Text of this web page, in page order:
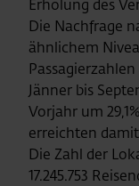
Erholung des
Die Nachfrage
ähnlichem
Jänner bis
Vorjahr um
erreichten damit
Die Zahl der
17.245.753